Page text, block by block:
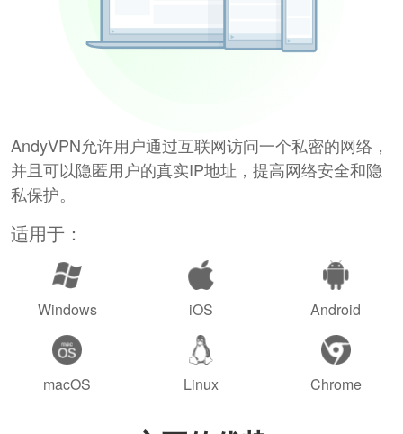
AndyVPN允许用户通过互联网访问一个私密的网络，
并且可以隐匿用户的真实IP地址，提高网络安全和隐
私保护。
适用于：
Windows iOS Android
macOS Linux Chrome